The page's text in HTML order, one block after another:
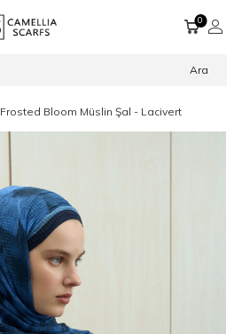
Ara
0
Frosted Bloom Müslin Şal - Lacivert